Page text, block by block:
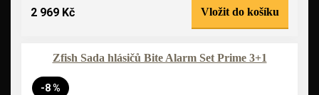
2 969 Kč Vložit do košíku
Zfish Sada hlásičů Bite Alarm Set Prime 3+1
-8 %